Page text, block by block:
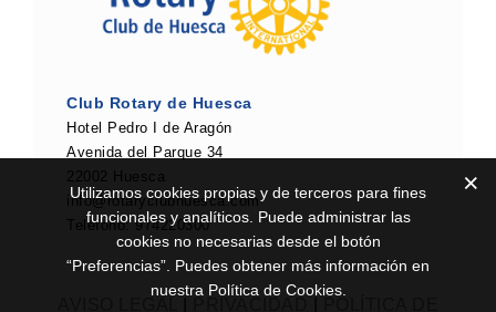
Club Rotary de Huesca
Hotel Pedro I de Aragón
Avenida del Parque 34
22002 Huesca
info@rotaryclubhuesca.com
Teléfono: 974220300
Utilizamos cookies propias y de terceros para fines
funcionales y analíticos. Puede administrar las
cookies no necesarias desde el botón
“Preferencias”. Puedes obtener más información en
nuestra Política de Cookies.